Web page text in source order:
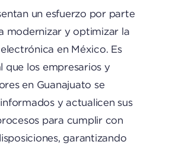
un esfuerzo por parte
modernizar y optimizar la
en México. Es
que los empresarios y
en Guanajuato se
y actualicen sus
para cumplir con
garantizando